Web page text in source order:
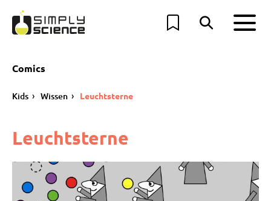
Comics
Kids Wissen Leuchtsterne
Leuchtsterne